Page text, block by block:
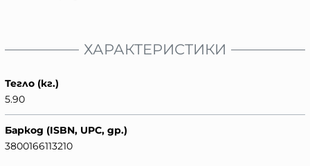
ХАРАКТЕРИСТИКИ
Тегло (кг.)
5.90
Баркод (ISBN, UPC, др.)
3800166113210